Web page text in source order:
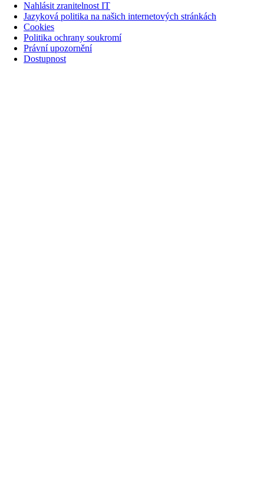
Nahlásit zranitelnost IT
Jazyková politika na našich internetových stránkách
Cookies
Politika ochrany soukromí
Právní upozornění
Dostupnost